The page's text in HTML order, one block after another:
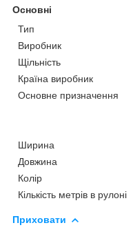
Основні
Тип
Виробник
Щільність
Країна виробник
Основне призначення
Ширина
Довжина
Колір
Кількість метрів в рулоні
Приховати